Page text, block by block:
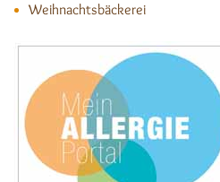
Weihnachtsbäckerei